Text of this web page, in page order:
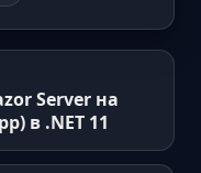
Server на
в .NET 11